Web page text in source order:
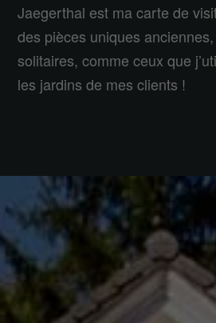
Jaegerthal est ma carte de
des pièces uniques
solitaires, comme ceux que
les jardins de mes clients !